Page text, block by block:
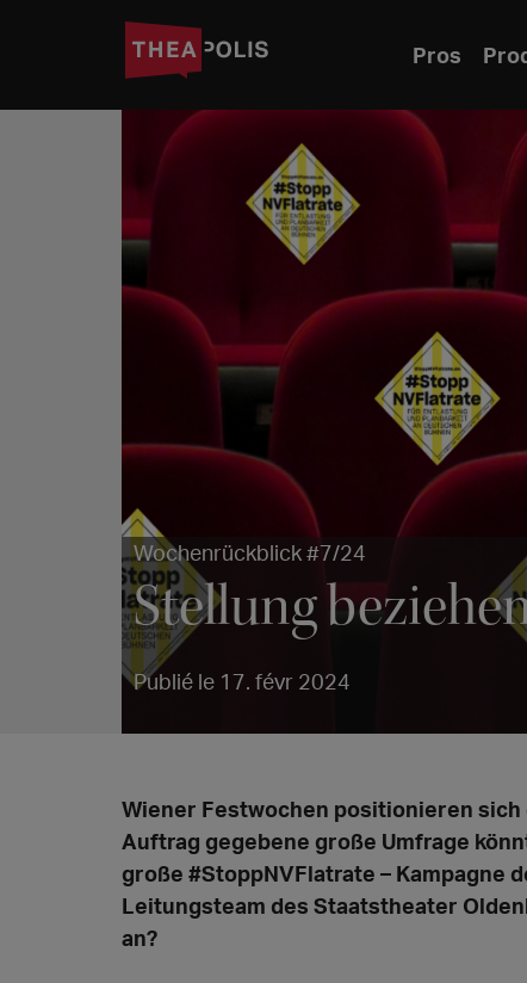
Pros
Wochenrückblick #7/24
Stellung
Publié le 17. févr 2024
Wiener Festwochen positionieren sich
Auftrag gegebene große Umfrage
große #StoppNVFlatrate – Kampagne
Leitungsteam des Staatstheater
an?